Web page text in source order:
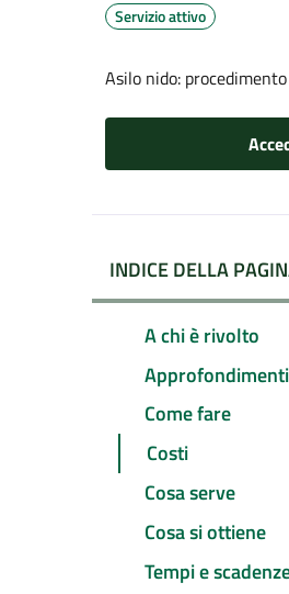
Servizio attivo
Asilo nido:
INDICE DELLA
A chi è rivolto
Approfondimenti
Come fare
Costi
Cosa serve
Cosa si ottiene
Tempi e